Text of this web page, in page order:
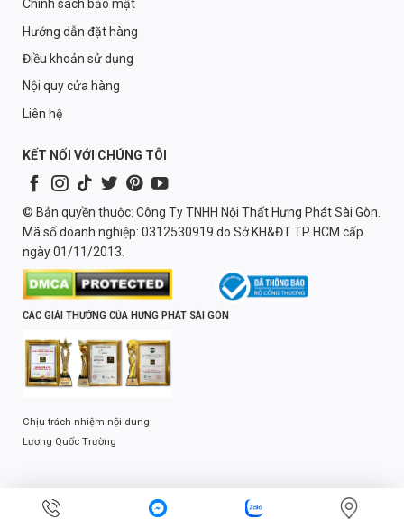
Chính sách bảo mật
Hướng dẫn đặt hàng
Điều khoản sử dụng
Nội quy cửa hàng
Liên hệ
KẾT NỐI VỚI CHÚNG TÔI
© Bản quyền thuộc: Công Ty TNHH Nội Thất Hưng Phát Sài Gòn.
Mã số doanh nghiệp: 0312530919 do Sở KH&ĐT TP HCM cấp
ngày 01/11/2013.
CÁC GIẢI THƯỞNG CỦA HƯNG PHÁT SÀI GÒN
Chịu trách nhiệm nội dung:
Lương Quốc Trường